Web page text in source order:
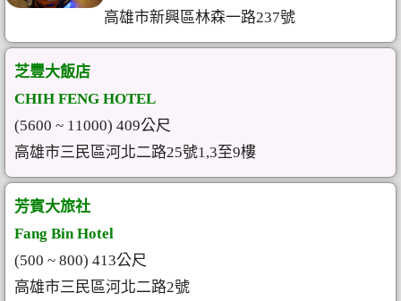
高雄市新興區林森一路237號
芝豐大飯店
CHIH FENG HOTEL
(5600 ~ 11000) 409公尺
高雄市三民區河北二路25號1,3至9樓
芳賓大旅社
Fang Bin Hotel
(500 ~ 800) 413公尺
高雄市三民區河北二路2號